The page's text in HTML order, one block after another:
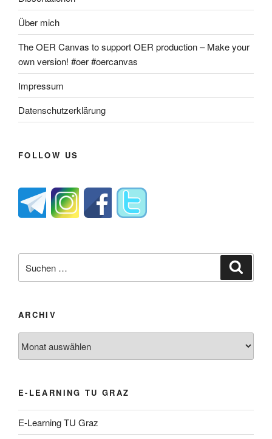
Über mich
The OER Canvas to support OER production – Make your
own version! #oer #oercanvas
Impressum
Datenschutzerklärung
FOLLOW US
nach:
ARCHIV
E-LEARNING TU GRAZ
E-Learning TU Graz